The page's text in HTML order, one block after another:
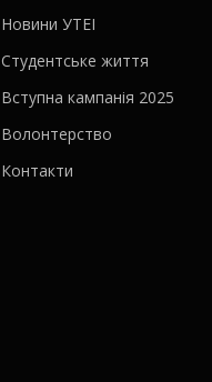
Новини УТЕІ
Студентське життя
Вступна кампанія 2025
Волонтерство
Контакти